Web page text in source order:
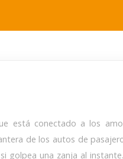
está conectado a los
de los autos de
golpea una zanja al